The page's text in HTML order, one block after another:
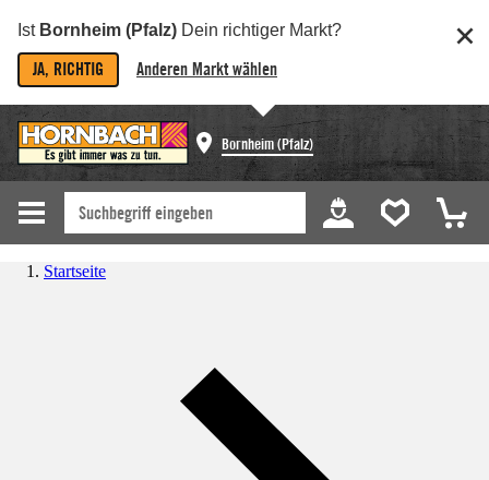
Ist Bornheim (Pfalz) Dein richtiger Markt?
JA, RICHTIG Anderen Markt wählen
Bornheim (Pfalz)
Startseite